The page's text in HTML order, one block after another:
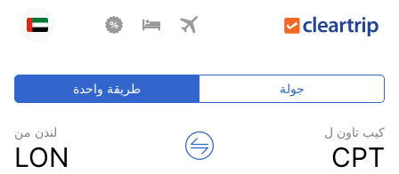
طريقة واحدة جولة
لندن من
LON
كيب تاون ل
CPT